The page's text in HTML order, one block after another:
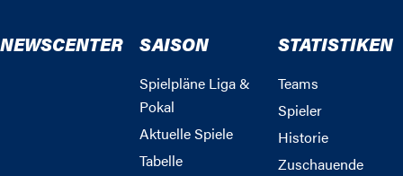
NEWSCENTER SAISON
Spielpläne Liga &
Pokal
Aktuelle Spiele
Tabelle
STATISTIKEN
Teams
Spieler
Historie
Zuschauende